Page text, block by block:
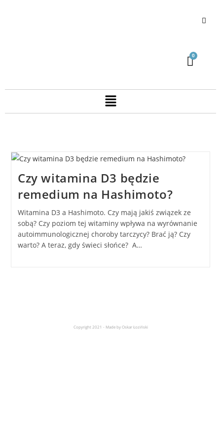
Czy witamina D3 będzie
remedium na Hashimoto?
Witamina D3 a Hashimoto. Czy mają jakiś związek ze
sobą? Czy poziom tej witaminy wpływa na wyrównanie
autoimmunologicznej choroby tarczycy? Brać ją? Czy
warto? A teraz, gdy świeci słońce? A…
Copyright 2021 - Made by Oskar Łoziński